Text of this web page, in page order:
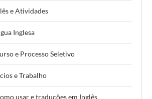
e Atividades
Inglesa
e Processo Seletivo
e Trabalho
usar e traduções em Inglês